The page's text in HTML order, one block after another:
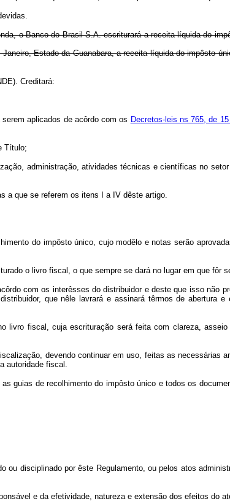
o Banco do Brasil S.A. escriturará a receita líquida do
Estado da Guanabara, a receita líquida do impôsto
Creditará:
aplicados de acôrdo com os Decretos-leis ns 765, de
Título;
administração, atividades técnicas e científicas no setor
que se referem os itens I a IV dêste artigo.
do impôsto único, cujo modêlo e notas serão
o livro fiscal, o que sempre se dará no lugar em que fôr
com os interêsses do distribuidor e deste que isso não
que nêle lavrará e assinará têrmos de abertura e
livro fiscal, cuja escrituração será feita com clareza,
devendo continuar em uso, feitas as necessárias
autoridade fiscal.
guias de recolhimento do impôsto único e todos os
disciplinado por êste Regulamento, ou pelos atos
e da efetividade, natureza e extensão dos efeitos do